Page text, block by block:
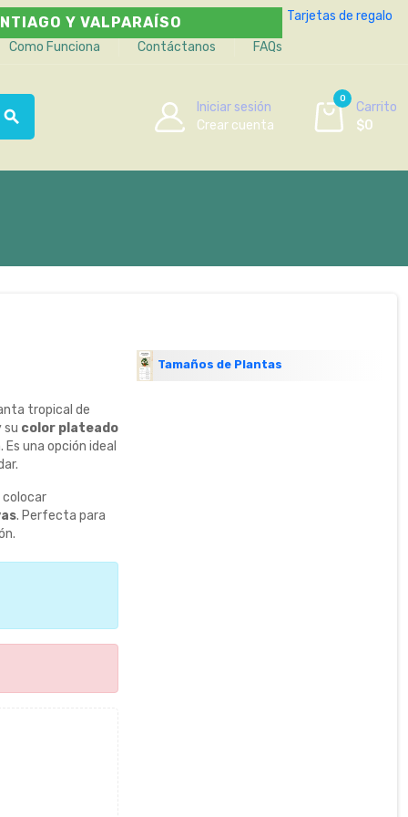
Y VALPARAÍSO
Como Funciona Contáctanos FAQs
Tarjetas de regalo
search
Iniciar sesión
Crear cuenta
0
Carrito
$0
tropical de
color plateado
una opción ideal
. Perfecta para
Tamaños de Plantas